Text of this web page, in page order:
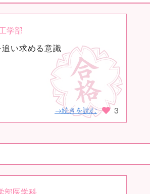
学部
い求める意識
→続きを読む
3